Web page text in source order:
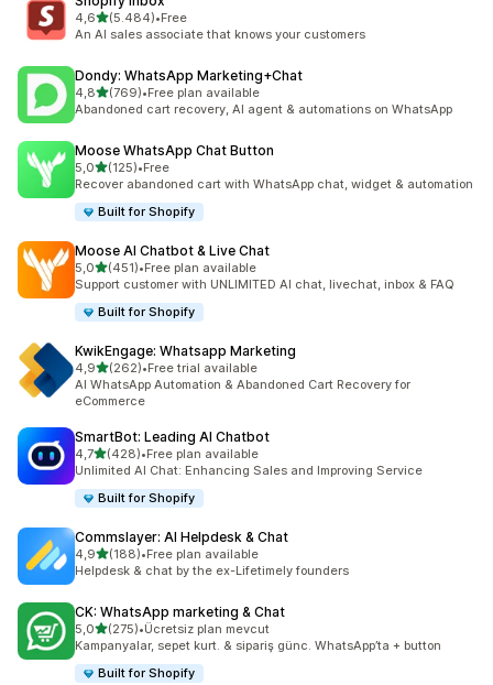
4,65 yıldız üzerinden
(5.484)
toplam 5484 değerlendirme
•Free
An AI sales associate that knows your customers
Dondy: WhatsApp Marketing+Chat
4,85 yıldız üzerinden
(769)
toplam 769 değerlendirme
•Free plan available
Abandoned cart recovery, AI agent & automations on WhatsApp
Moose WhatsApp Chat Button
5,05 yıldız üzerinden
(125)
toplam 125 değerlendirme
•Free
Recover abandoned cart with WhatsApp chat, widget & automation
Built for Shopify
Moose AI Chatbot & Live Chat
5,05 yıldız üzerinden
(451)
toplam 451 değerlendirme
•Free plan available
Support customer with UNLIMITED AI chat, livechat, inbox & FAQ
Built for Shopify
KwikEngage: Whatsapp Marketing
4,95 yıldız üzerinden
(262)
toplam 262 değerlendirme
•Free trial available
AI WhatsApp Automation & Abandoned Cart Recovery for
eCommerce
SmartBot: Leading AI Chatbot
4,75 yıldız üzerinden
(428)
toplam 428 değerlendirme
•Free plan available
Unlimited AI Chat: Enhancing Sales and Improving Service
Built for Shopify
Commslayer: AI Helpdesk & Chat
4,95 yıldız üzerinden
(188)
toplam 188 değerlendirme
•Free plan available
Helpdesk & chat by the ex-Lifetimely founders
CK: WhatsApp marketing & Chat
5,05 yıldız üzerinden
(275)
toplam 275 değerlendirme
•Ücretsiz plan mevcut
Kampanyalar, sepet kurt. & sipariş günc. WhatsApp’ta + button
Built for Shopify